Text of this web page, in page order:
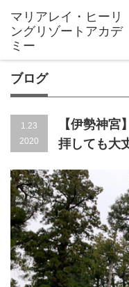
ブログ
1.23
2020
【伊勢神
拝しても大